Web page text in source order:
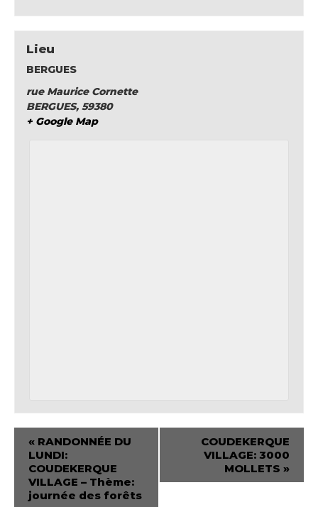
Lieu
BERGUES
rue Maurice Cornette
BERGUES, 59380
+ Google Map
« RANDONNÉE DU
LUNDI:
COUDEKERQUE
VILLAGE – Thème:
journée des forêts
COUDEKERQUE
VILLAGE: 3000
MOLLETS »